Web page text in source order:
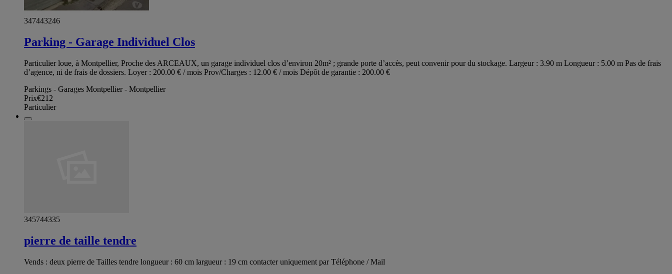
347443246
Parking - Garage Individuel Clos
Particulier loue, à Montpellier, Proche des ARCEAUX, un garage individuel clos d’environ 20m² ; grande porte d’accès, peut convenir pour du stockage. Largeur : 3.90 m Longueur : 5.00 m Pas de frais
d’agence, ni de frais de dossiers. Loyer : 200.00 € / mois Prov/Charges : 12.00 € / mois Dépôt de garantie : 200.00 €
Parkings - Garages Montpellier - Montpellier
Prix€212
Particulier
345744335
pierre de taille tendre
Vends : deux pierre de Tailles tendre longueur : 60 cm largueur : 19 cm contacter uniquement par Téléphone / Mail